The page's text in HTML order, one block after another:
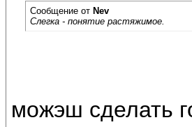
Сообщение от Nev
Слегка - понятие растяжимое.
можэш сделать